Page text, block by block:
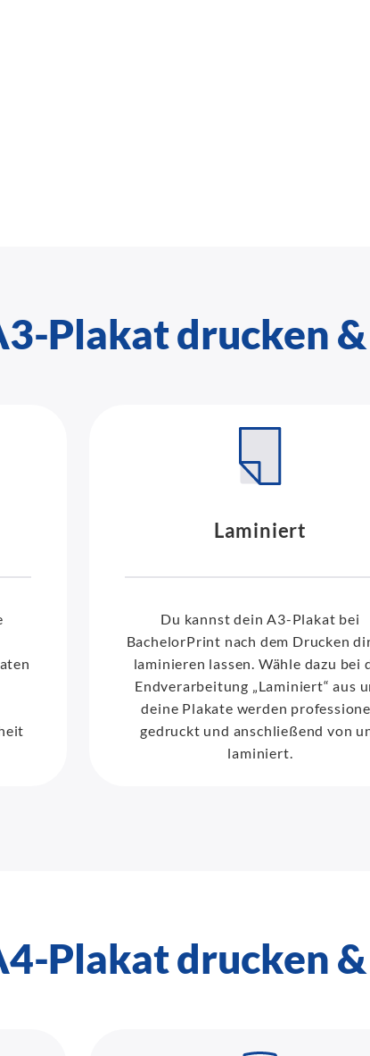
Plakat drucken
Laminiert
Du kannst dein A3-Plakat bei
BachelorPrint nach dem Drucken
laminieren lassen. Wähle dazu bei
Endverarbeitung „Laminiert“ aus
deine Plakate werden
gedruckt und anschließend von
laminiert.
Plakat drucken